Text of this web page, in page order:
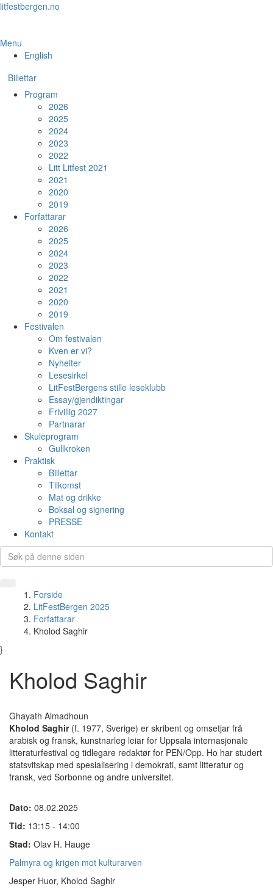
Skip
content
litfestbergen.no
Menu
English
Billettar
Program
2026
2025
2024
2023
2022
Litt Litfest 2021
2021
2020
2019
Forfattarar
2026
2025
2024
2023
2022
2021
2020
2019
Festivalen
Om festivalen
Kven er vi?
Nyheiter
Lesesirkel
LitFestBergens stille leseklubb
Essay/gjendiktingar
Frivillig 2027
Partnarar
Skuleprogram
Gullkroken
Praktisk
Billettar
Tilkomst
Mat og drikke
Boksal og signering
PRESSE
Kontakt
Forside
LitFestBergen 2025
Forfattarar
Kholod Saghir
}
Kholod Saghir
Ghayath Almadhoun
Kholod Saghir(f. 1977, Sverige) er skribent og omsetjar frå
arabisk og fransk, kunstnarleg leiar for Uppsala internasjonale
litteraturfestival og tidlegare redaktør for PEN/Opp. Ho har studert
statsvitskap med spesialisering i demokrati, samt litteratur og
fransk, ved Sorbonne og andre universitet.
Dato: 08.02.2025
Tid: 13:15 - 14:00
Stad: Olav H. Hauge
Palmyra og krigen mot kulturarven
Jesper Huor, Kholod Saghir